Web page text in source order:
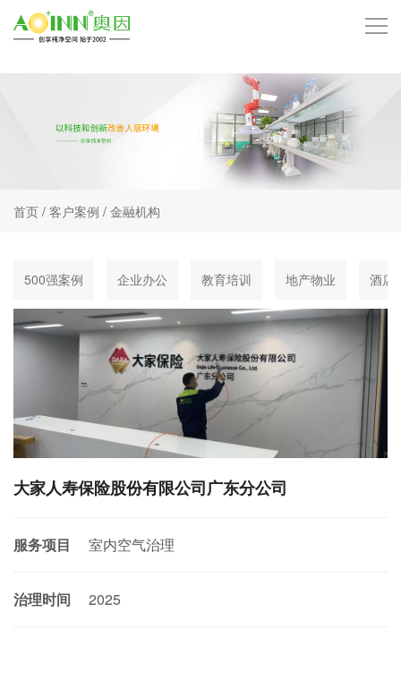
品牌中心
产品中心
客户案例
招商加盟
首页 / 客户案例 / 金融机构
500强案例 企业办公 教育培训 地产物业 酒店
大家人寿保险股份有限公司广东分公司
服务项目 室内空气治理
治理时间 2025